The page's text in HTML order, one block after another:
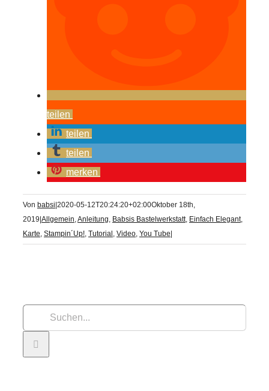
teilen
teilen
teilen
merken
Von babsi|2020-05-12T20:24:20+02:00Oktober 18th,
2019|Allgemein Anleitung Babsis Bastelwerkstatt, Einfach Elegant,
Karte Stampin´Up! Tutorial Video You Tube|
nach: